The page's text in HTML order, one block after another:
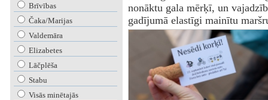
Brīvības
Čaka/Marijas
Valdemāra
Elizabetes
Lāčplēša
Stabu
Visās minētajās
nonāktu gala mērķī, un
gadījumā elastīgi mainītu